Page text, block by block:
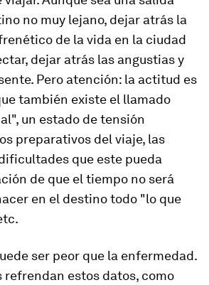
no muy lejano, dejar atrás la
de la vida en la ciudad
dejar atrás las angustias y
Pero atención: la actitud es
también existe el llamado
un estado de tensión
preparativos del viaje, las
que este pueda
de que el tiempo no será
en el destino todo "lo que
ser peor que la enfermedad.
refrendan estos datos, como